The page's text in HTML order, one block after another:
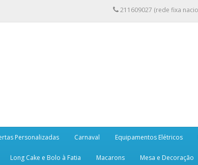
211609027 (rede fixa
Personalizadas Carnaval Equipamentos Elétricos
Long Cake e Bolo à Fatia Macarons Mesa e Decoração